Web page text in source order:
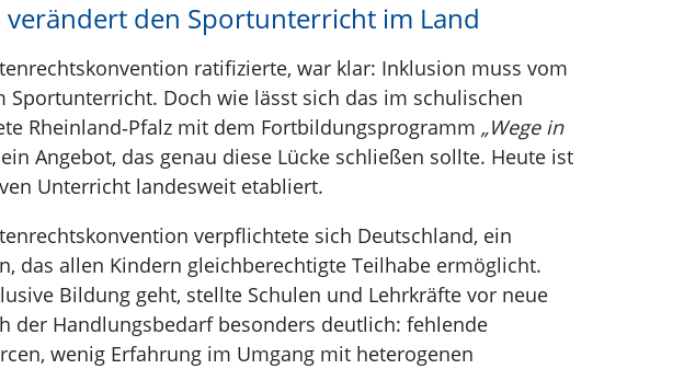
den Sportunterricht im Land
ratifizierte, war klar: Inklusion muss vom
Sportunterricht. Doch wie lässt sich das im schulischen
Rheinland‑Pfalz mit dem Fortbildungsprogramm „Wege in
Angebot, das genau diese Lücke schließen sollte. Heute ist
Unterricht landesweit etabliert.
verpflichtete sich Deutschland, ein
das allen Kindern gleichberechtigte Teilhabe ermöglicht.
Bildung geht, stellte Schulen und Lehrkräfte vor neue
der Handlungsbedarf besonders deutlich: fehlende
wenig Erfahrung im Umgang mit heterogenen